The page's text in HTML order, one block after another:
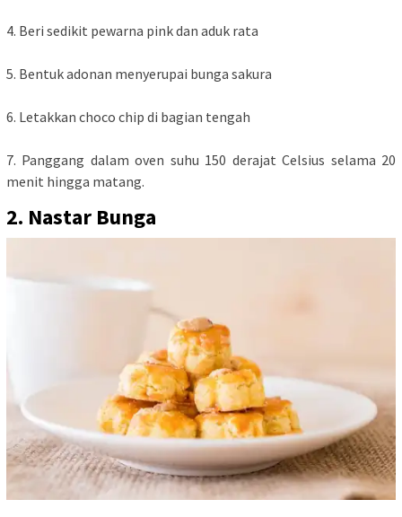
4. Beri sedikit pewarna pink dan aduk rata
5. Bentuk adonan menyerupai bunga sakura
6. Letakkan choco chip di bagian tengah
7. Panggang dalam oven suhu 150 derajat Celsius selama 20
menit hingga matang.
2. Nastar Bunga